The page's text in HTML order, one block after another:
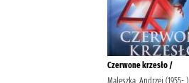
Czerwone krzesło /
Maleszka, Andrzej (1955- )